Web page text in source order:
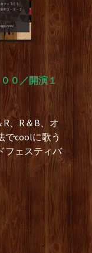
０／開演１
、R＆B、オ
でcoolに歌う
フェスティバ